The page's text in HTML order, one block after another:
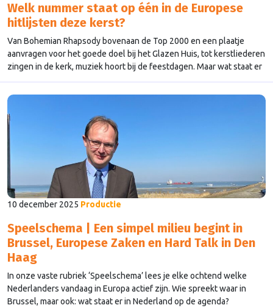
Welk nummer staat op één in de Europese
hitlijsten deze kerst?
Van Bohemian Rhapsody bovenaan de Top 2000 en een plaatje
aanvragen voor het goede doel bij het Glazen Huis, tot kerstliederen
zingen in de kerk, muziek hoort bij de feestdagen. Maar wat staat er
in Europa bovenaan de hitlijsten deze kerst?
10 december 2025 Productie
Speelschema | Een simpel milieu begint in
Brussel, Europese Zaken en Hard Talk in Den
Haag
In onze vaste rubriek ‘Speelschema’ lees je elke ochtend welke
Nederlanders vandaag in Europa actief zijn. Wie spreekt waar in
Brussel, maar ook: wat staat er in Nederland op de agenda?